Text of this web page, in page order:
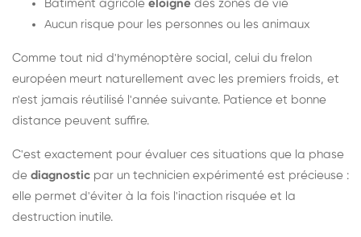
Bâtiment agricole éloigné des zones de vie
Aucun risque pour les personnes ou les animaux
Comme tout nid d'hyménoptère social, celui du frelon
européen meurt naturellement avec les premiers froids, et
n'est jamais réutilisé l'année suivante. Patience et bonne
distance peuvent suffire.
C'est exactement pour évaluer ces situations que la phase
de diagnostic par un technicien expérimenté est précieuse :
elle permet d'éviter à la fois l'inaction risquée et la
destruction inutile.